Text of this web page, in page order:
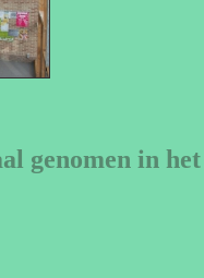
genomen in